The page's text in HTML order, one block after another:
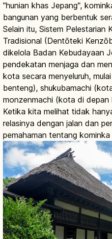
"hunian khas Jepang",
bangunan yang berbentuk
Selain itu, Sistem Pelestarian
Tradisional (Dentōteki
dikelola Badan Kebudayaan
pendekatan menjaga dan
kota secara menyeluruh,
benteng), shukubamachi
monzenmachi (kota di depan
Ketika kita melihat tidak
relasinya dengan jalan dan
pemahaman tentang